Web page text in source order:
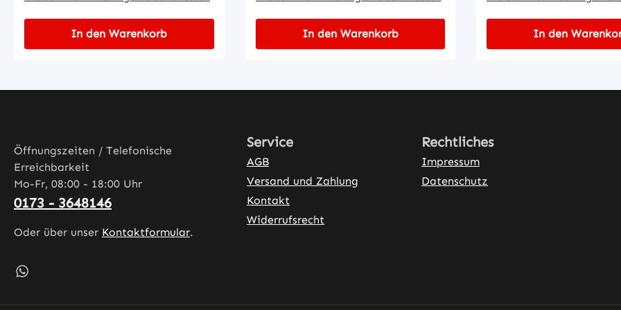
In den Warenkorb In den Warenkorb In den
Öffnungszeiten / Telefonische
Erreichbarkeit
Mo-Fr, 08:00 - 18:00 Uhr
0173 - 3648146
Oder über unser Kontaktformular.
Schreib uns auf WhatsApp – öffnet in neuem Tab (externer Link)
Service
AGB
Versand und Zahlung
Kontakt
Widerrufsrecht
Rechtliches
Impressum
Datenschutz